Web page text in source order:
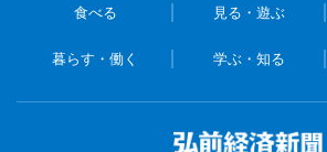
食べる 見る・遊ぶ
暮らす・働く 学ぶ・知る